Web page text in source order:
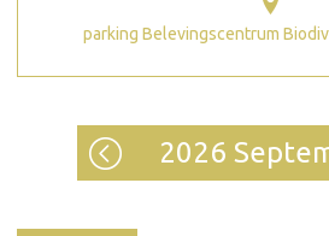
parking Belevingscentrum
2026